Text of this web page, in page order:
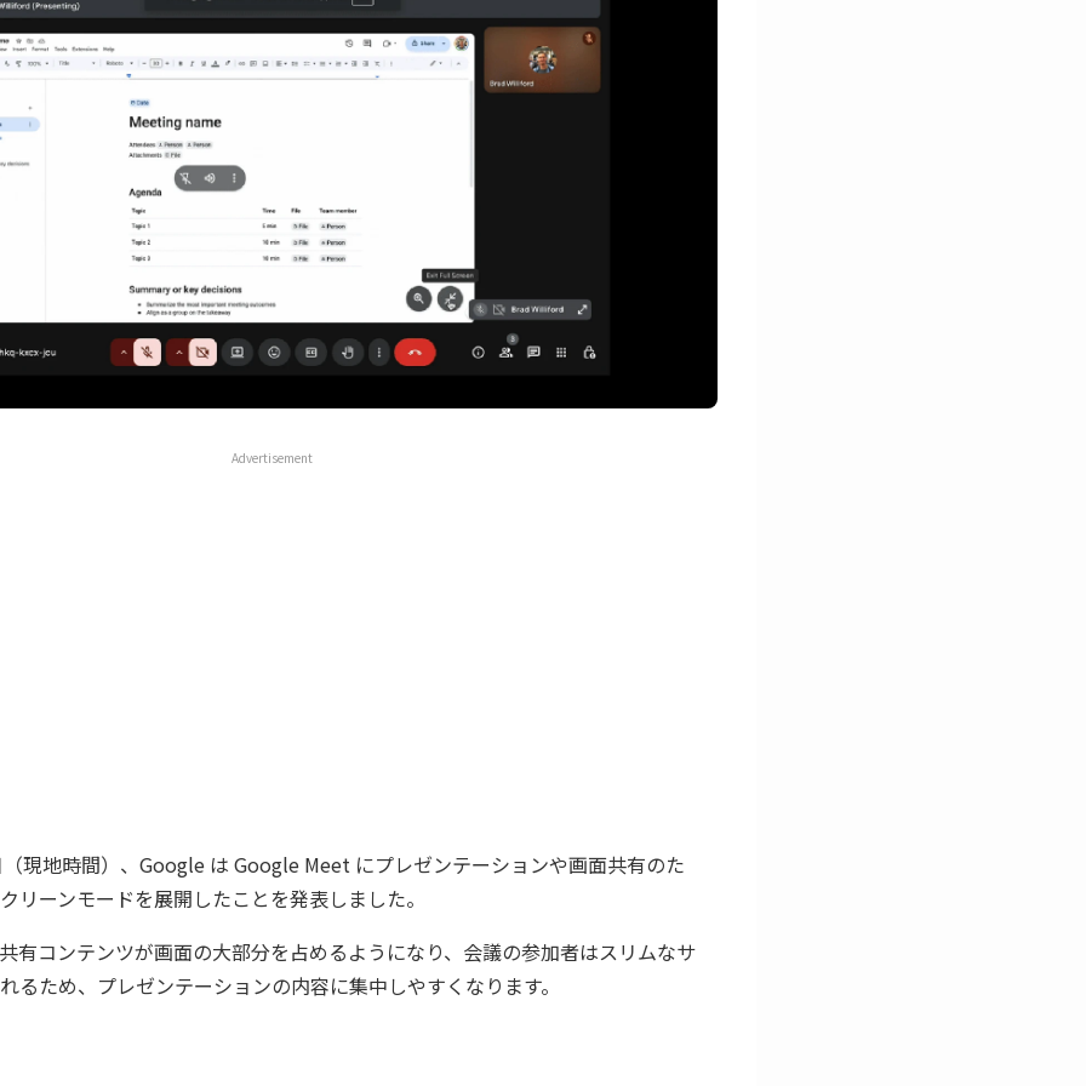
Advertisement
現地時間）、Google は Google Meet にプレゼンテーションや画面共有のた
リーンモードを展開したことを発表しました。
有コンテンツが画面の大部分を占めるようになり、会議の参加者はスリムなサ
るため、プレゼンテーションの内容に集中しやすくなります。